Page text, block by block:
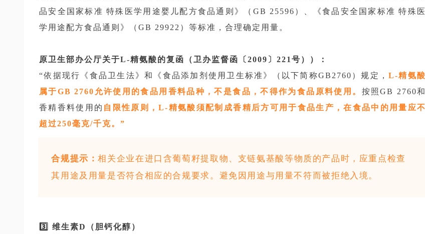
品安全国家标准 特殊医学用途婴儿配方食品通则》（GB 25596）、《食品安全国家标准 特殊医
学用途配方食品通则》（GB 29922）等标准，合理确定用量。
原卫生部办公厅关于L-精氨酸的复函（卫办监督函〔2009〕221号））：
“依据现行《食品卫生法》和《食品添加剂使用卫生标准》（以下简称GB2760）规定，L-精氨酸
属于GB 2760允许使用的食品用香料品种，不是食品，不得作为食品原料使用。 按照GB 2760和
香精香料使用的 自限性原则，L-精氨酸须配制成香精后方可用于食品生产，在食品中的用量应不
超过250毫克/千克。”
合规提示：相关企业在进口含葡萄籽提取物、支链氨基酸等物质的产品时，应重点检查
其用途及用量是否符合相应的合规要求。避免因用途与用量不符而被拒绝入境。
3️⃣ 维生素D（胆钙化醇）